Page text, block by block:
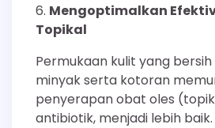
Mengoptimalkan
Topikal
Permukaan kulit yang
minyak serta kotoran
penyerapan obat oles
antibiotik, menjadi lebih baik.